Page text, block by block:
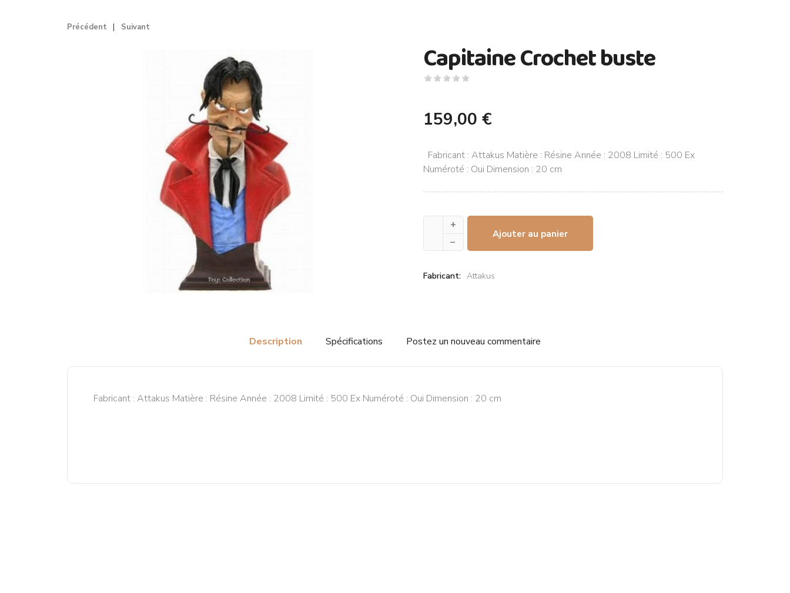
Précédent Suivant
Capitaine Crochet buste
159,00 €
Fabricant : Attakus Matière : Résine Année : 2008 Limité : 500 Ex
Numéroté : Oui Dimension : 20 cm
+
–
Ajouter au panier
Fabricant: Attakus
Description Spécifications Postez un nouveau commentaire
Fabricant : Attakus Matière : Résine Année : 2008 Limité : 500 Ex Numéroté : Oui Dimension : 20 cm